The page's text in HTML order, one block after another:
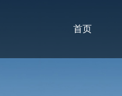
首页